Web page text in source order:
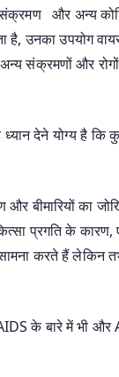
संक्रमण और अन्य
है, उनका उपयोग
संक्रमणों और
देने योग्य है कि
बीमारियों का
प्रगति के कारण,
करते हैं लेकिन
के बारे में भी और